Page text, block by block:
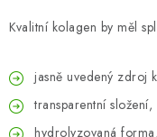
Kvalitní kolagen by měl
jasně uvedený zdroj
transparentní složení,
hydrolyzovaná forma,